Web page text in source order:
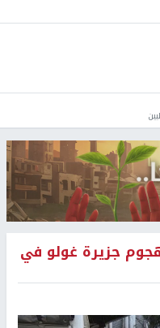
جزيرة غولو في